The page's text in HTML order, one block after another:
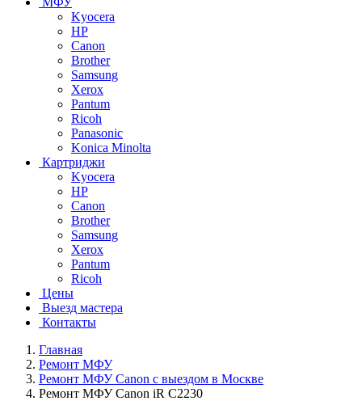
Kyocera
HP
Canon
Brother
Samsung
Xerox
Pantum
Ricoh
Panasonic
Konica Minolta
Картриджи
Kyocera
HP
Canon
Brother
Samsung
Xerox
Pantum
Ricoh
Цены
Выезд мастера
Контакты
Главная
Ремонт МФУ
Ремонт МФУ Canon с выездом в Москве
Ремонт МФУ Canon iR C2230